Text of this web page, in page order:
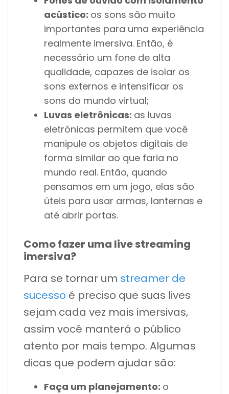
acústico: os sons são muito
importantes para uma experiência
realmente imersiva. Então, é
necessário um fone de alta
qualidade, capazes de isolar os
sons externos e intensificar os
sons do mundo virtual;
Luvas eletrônicas: as luvas
eletrônicas permitem que você
manipule os objetos digitais de
forma similar ao que faria no
mundo real. Então, quando
pensamos em um jogo, elas são
úteis para usar armas, lanternas e
até abrir portas.
Como fazer uma live streaming
imersiva?
Para se tornar um streamer de
sucesso é preciso que suas lives
sejam cada vez mais imersivas,
assim você manterá o público
atento por mais tempo. Algumas
dicas que podem ajudar são:
Faça um planejamento: o